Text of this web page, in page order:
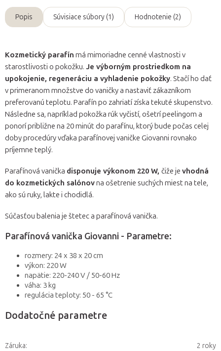
Popis Súvisiace súbory (1) Hodnotenie (2)
Kozmetický parafín má mimoriadne cenné vlastnosti v
starostlivosti o pokožku. Je výborným prostriedkom na
upokojenie, regeneráciu a vyhladenie pokožky. Stačí ho dať
v primeranom množstve do vaničky a nastaviť zákazníkom
preferovanú teplotu. Parafín po zahriatí získa tekuté skupenstvo.
Následne sa, napríklad pokožka rúk vyčistí, ošetrí peelingom a
ponorí približne na 20 minút do parafínu, ktorý bude počas celej
doby procedúry vďaka parafínovej vaničke Giovanni rovnako
príjemne teplý.
Parafínová vanička disponuje výkonom 220 W, čiže je vhodná
do kozmetických salónovna ošetrenie suchých miest na tele,
ako sú ruky, lakte i chodidlá.
Súčasťou balenia je štetec a parafínová vanička.
Parafínová vanička Giovanni - Parametre:
rozmery: 24 x 38 x 20 cm
výkon: 220 W
napätie: 220-240 V / 50-60 Hz
váha: 3 kg
regulácia teploty: 50 - 65 °C
Dodatočné parametre
Záruka: 2 roky